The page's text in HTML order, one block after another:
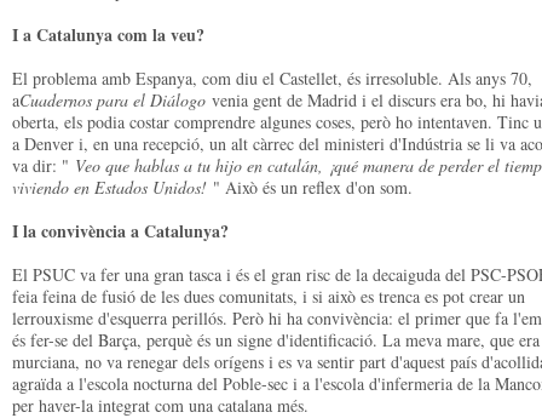
I a Catalunya com la veu?
El problema amb Espanya, com diu el Castellet, és irresoluble. Als anys 70,
aCuadernos para el Diálogo venia gent de Madrid i el discurs era bo, hi
oberta, els podia costar comprendre algunes coses, però ho intentaven. Tinc
a Denver i, en una recepció, un alt càrrec del ministeri d'Indústria se li va
va dir: " Veo que hablas a tu hijo en catalán, ¡qué manera de perder el
viviendo en Estados Unidos! " Això és un reflex d'on som.
I la convivència a Catalunya?
El PSUC va fer una gran tasca i és el gran risc de la decaiguda del PSC-
feia feina de fusió de les dues comunitats, i si això es trenca es pot crear un
lerrouxisme d'esquerra perillós. Però hi ha convivència: el primer que fa
és fer-se del Barça, perquè és un signe d'identificació. La meva mare, que era
murciana, no va renegar dels orígens i es va sentir part d'aquest país
agraïda a l'escola nocturna del Poble-sec i a l'escola d'infermeria de la
per haver-la integrat com una catalana més.